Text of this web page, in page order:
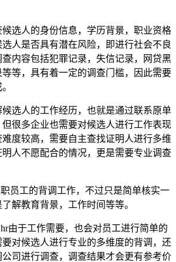
选人的身份信息，学历背景，职业资格
人是否具有潜在风险，即进行社会不良
内容包括犯罪记录，失信记录，网贷黑
等，具有着一定的调查门槛，因此需要
选人的工作经历，也就是通过联系原单
很多企业也需要对候选人进行工作表现
度较高，需要自主查找证明人进行多维
人不愿配合的情况，更是需要专业调查
员工的背调工作，不过只是简单核实一
解教育背景，工作时间等等。
由于工作需要，也会对员工进行简单的
对候选人进行专业的多维度的背调，还
司进行调查，调查结果才会更有参考价